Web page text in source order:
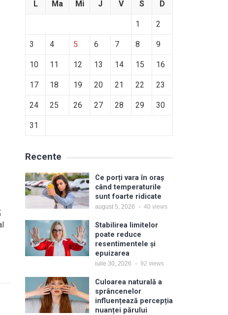
L Ma Mi J V S D
1 2
3 4 5 6 7 8 9
10 11 12 13 14 15 16
17 18 19 20 21 22 23
24 25 26 27 28 29 30
31
Recente
Ce porți vara în oraș
când temperaturile
sunt foarte ridicate
august 5, 2026 40 views
Stabilirea limitelor
poate reduce
resentimentele și
epuizarea
iulie 30, 2026 92 views
Culoarea naturală a
sprâncenelor
influențează percepția
nuanței părului